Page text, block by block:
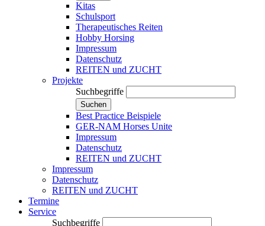
Kitas
Schulsport
Therapeutisches Reiten
Hobby Horsing
Impressum
Datenschutz
REITEN und ZUCHT
Projekte
Suchbegriffe
Suchen
Best Practice Beispiele
GER-NAM Horses Unite
Impressum
Datenschutz
REITEN und ZUCHT
Impressum
Datenschutz
REITEN und ZUCHT
Termine
Service
Suchbegriffe